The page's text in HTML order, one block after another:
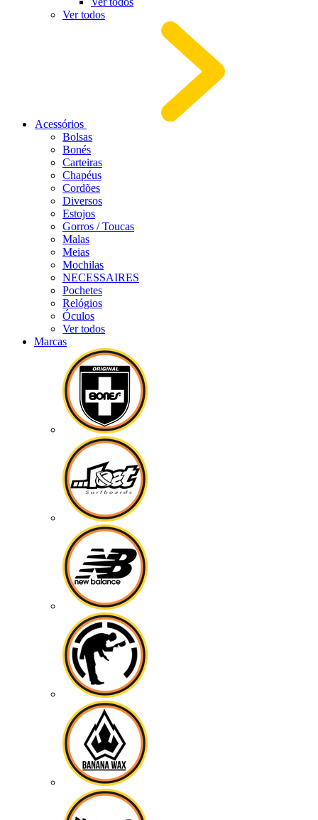
Ver todos
Acessórios
Bolsas
Bonés
Carteiras
Chapéus
Cordões
Diversos
Estojos
Gorros / Toucas
Malas
Meias
Mochilas
NECESSAIRES
Pochetes
Relógios
Óculos
Ver todos
Marcas